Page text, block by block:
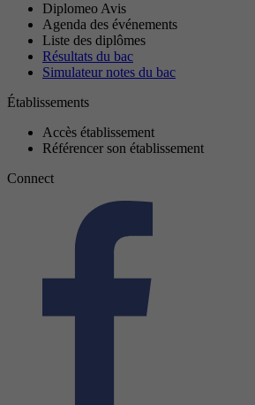
Diplomeo Avis
Agenda des événements
Liste des diplômes
Résultats du bac
Simulateur notes du bac
Établissements
Accès établissement
Référencer son établissement
Connect